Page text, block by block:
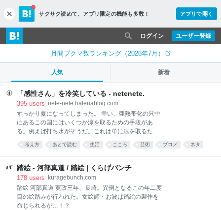
c
l
o
s
サクサク読めて、 アプリ限定の機能も多数！ アプリで開く
ユーザー登録
ログイン
月間ブクマ数ランキング（2026年7月）
人気 新着
「感性さん」を冷笑している - netenete.
395 users nete-nete.hatenablog.com
すっかり夏になってしまった。 幸い、亜熱帯化の只中
にあるこの国にはいくつか涼を取るための手段があ
る。例えば打ち水がそうだ。これは単に涼を取るため
の工夫を超えて、夏の風物詩として日本の夏文化の一
部となった。こうした例は他にもある。すだれ、風
使う冷笑語に「感性さん」がある。ここ1年くらいで
思いついた概念だ。 感性さんの例を挙げよう。以下は
ツイッターで拾った事例だが、特定を避けるために一
部改変したり伏せ字にしたりしている。特定はやめて
ほしい。 すごい。 半日で読み切って、そのあとの半日
考え方 あとで読む 生活 こころ 芸術 ブコメ ネタ
踏絵 - 河部真道 / 踏絵 | くらげバンチ
178 users
kuragebunch.com
踏絵 河部真道 寛政三年、長崎。異例となるこの年二度
目の絵踏みが行われた。女絵師・お波は踏絵の製作を
命じられるが…！？